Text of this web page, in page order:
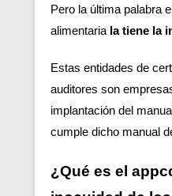
Pero la última palabra
alimentaria la tiene la
Estas entidades de
auditores son
implantación del
cumple dicho manual
¿Qué es el